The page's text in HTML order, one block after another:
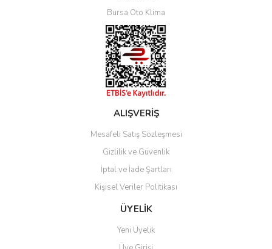
Bursa Oto Klima
ALIŞVERİŞ
Mesafeli Satış Sözleşmesi
Gizlilik ve Güvenlik
İptal ve İade Şartları
Kişisel Veriler Politikası
ÜYELİK
Yeni Üyelik